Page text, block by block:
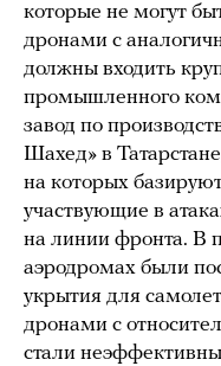
которые не могут
дронами с
должны входить
промышленного
завод по
Шахед» в
на которых
участвующие в
на линии фронта. В
аэродромах были
укрытия для
дронами с
стали